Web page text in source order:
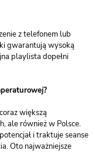
z telefonem lub
gwarantują wysoką
playlista dopełni
większą
ale również w Polsce.
i traktuje seanse
Oto najważniejsze